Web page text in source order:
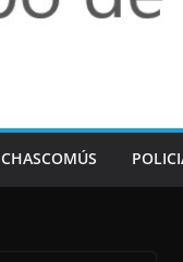
CHASCOMÚS